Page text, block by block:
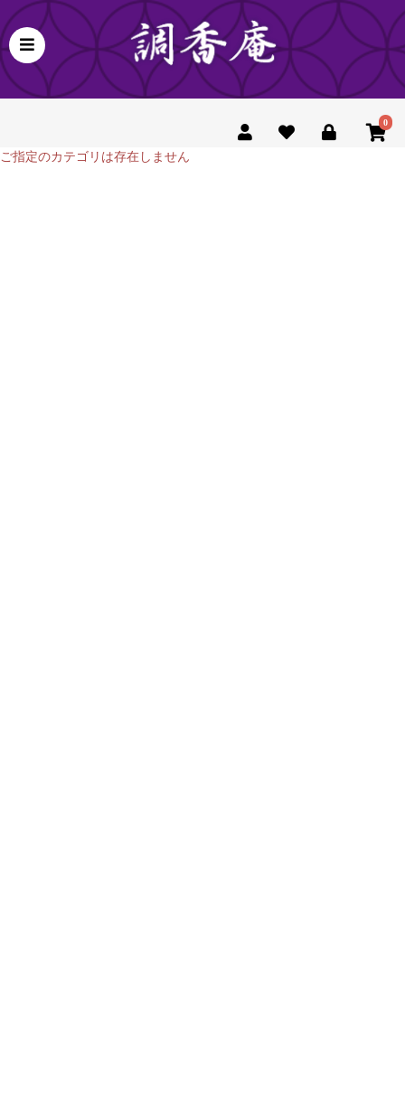
0
ご指定のカテゴリは存在しません